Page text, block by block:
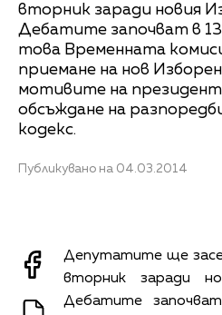
вторник заради новия
Дебатите започват в
това Временната
приемане на нов
мотивите на
обсъждане на
кодекс.
Публикувано на 04.03.2014
Депутатите ще
вторник заради
Дебатите